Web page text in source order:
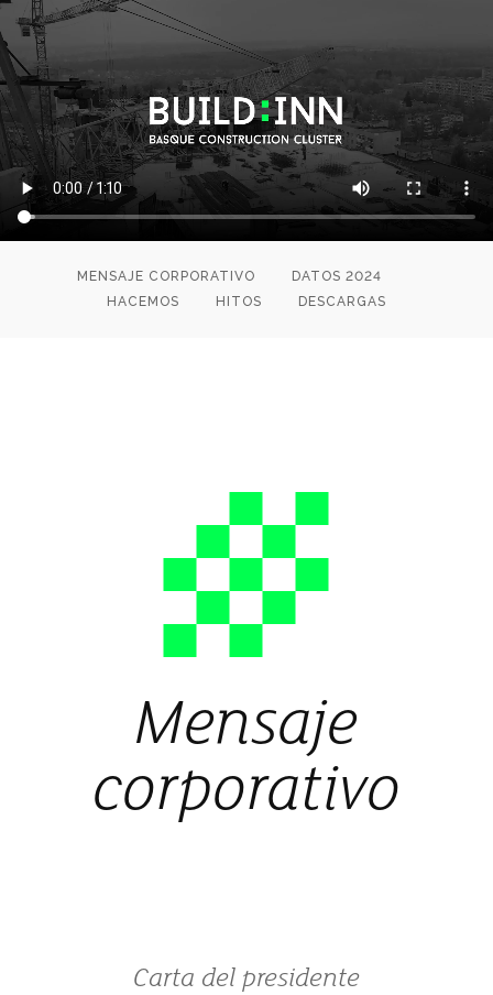
MENSAJE CORPORATIVO
DATOS 2024
HACEMOS
HITOS DESCARGAS
Mensaje
corporativo
Carta del presidente